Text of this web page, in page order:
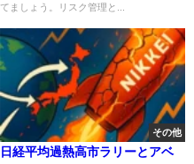
てましょう。リスク管理と...
その他
日経平均過熱高市ラリーとアベ